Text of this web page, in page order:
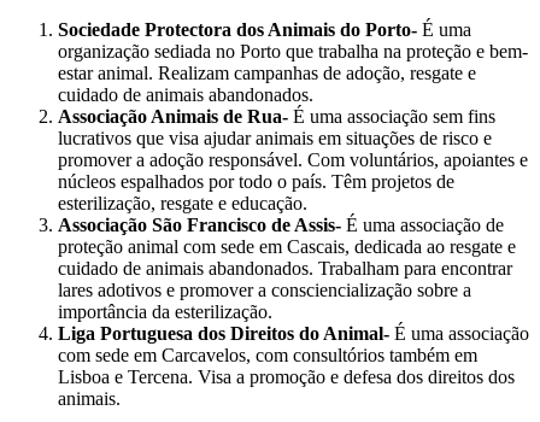
Sociedade Protectora dos Animais do Porto- É uma
organização sediada no Porto que trabalha na proteção e bem-
estar animal. Realizam campanhas de adoção, resgate e
cuidado de animais abandonados.
Associação Animais de Rua- É uma associação sem fins
lucrativos que visa ajudar animais em situações de risco e
promover a adoção responsável. Com voluntários, apoiantes e
núcleos espalhados por todo o país. Têm projetos de
esterilização, resgate e educação.
Associação São Francisco de Assis- É uma associação de
proteção animal com sede em Cascais, dedicada ao resgate e
cuidado de animais abandonados. Trabalham para encontrar
lares adotivos e promover a consciencialização sobre a
importância da esterilização.
Liga Portuguesa dos Direitos do Animal- É uma associação
com sede em Carcavelos, com consultórios também em
Lisboa e Tercena. Visa a promoção e defesa dos direitos dos
animais.